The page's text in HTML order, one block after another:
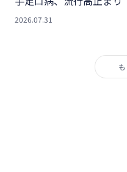
2026.07.31